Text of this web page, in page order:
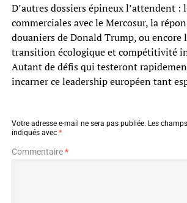
D’autres dossiers épineux l’attendent :
commerciales avec le Mercosur, la
douaniers de Donald Trump, ou encore
transition écologique et compétitivité
Autant de défis qui testeront
incarner ce leadership européen tant
Votre adresse e-mail ne sera pas publiée. Les
indiqués avec *
Commentaire*